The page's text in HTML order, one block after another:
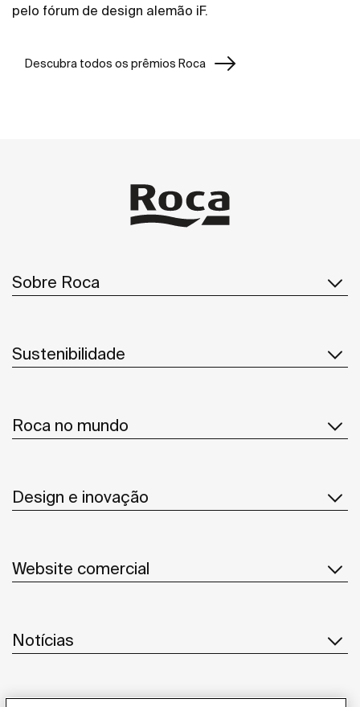
pelo fórum de design alemão iF.
Descubra todos os prêmios Roca
Sobre Roca
Sustenibilidade
Roca no mundo
Design e inovação
Website comercial
Notícias